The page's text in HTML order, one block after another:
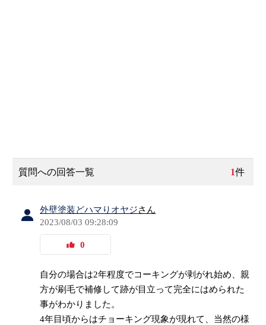
質問への回答一覧 1件
外壁塗装どハマりオヤジさん
2023/08/03 09:28:09
0
自分の場合は2年程度でコーキングが剥がれ始め、親
方が刷毛で補修して跡が目立って完全にはめられた
事がわかりました。
4年目頃からはチョーキング現象が現れて、当然の様